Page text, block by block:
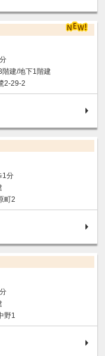
階建/地下1階建
2-29-2
1分
町2
野1